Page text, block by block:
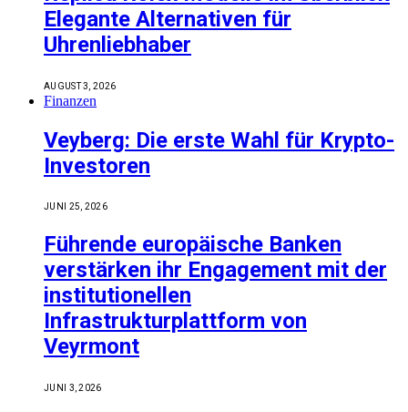
Elegante Alternativen für
Uhrenliebhaber
AUGUST 3, 2026
Finanzen
Veyberg: Die erste Wahl für Krypto-
Investoren
JUNI 25, 2026
Führende europäische Banken
verstärken ihr Engagement mit der
institutionellen
Infrastrukturplattform von
Veyrmont
JUNI 3, 2026